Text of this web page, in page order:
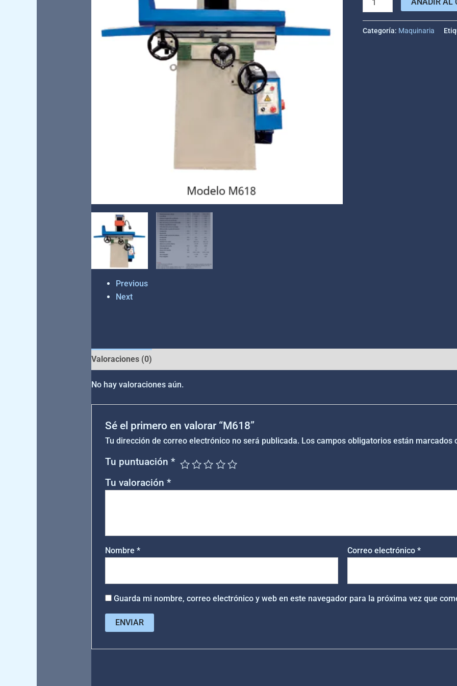
Previous
Next
Categoría: Maquinaria
Valoraciones (0)
No hay valoraciones aún.
Sé el primero en valorar “M618”
Tu dirección de correo electrónico no será publicada. Los campos obligatorios están marcados
Tu puntuación*
Tu valoración*
Nombre* Correo electrónico*
Guarda mi nombre, correo electrónico y web en este navegador para la próxima vez que